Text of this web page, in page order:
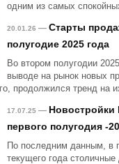
одним из самых
20.01.26 — Старты
полугодие 2025 года
Во втором полугодии
выводе на рынок новых
продолжился тренд на
17.07.25 — Новостройки
первого полугодия -
По последним данным, в
текущего года